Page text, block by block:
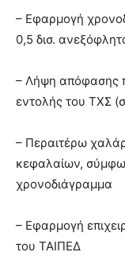
– Εφαρμογή
0,5 δισ.
– Λήψη απόφασης
εντολής του ΤΧΣ
– Περαιτέρω
κεφαλαίων,
χρονοδιάγραμμα
– Εφαρμογή
του ΤΑΙΠΕΔ